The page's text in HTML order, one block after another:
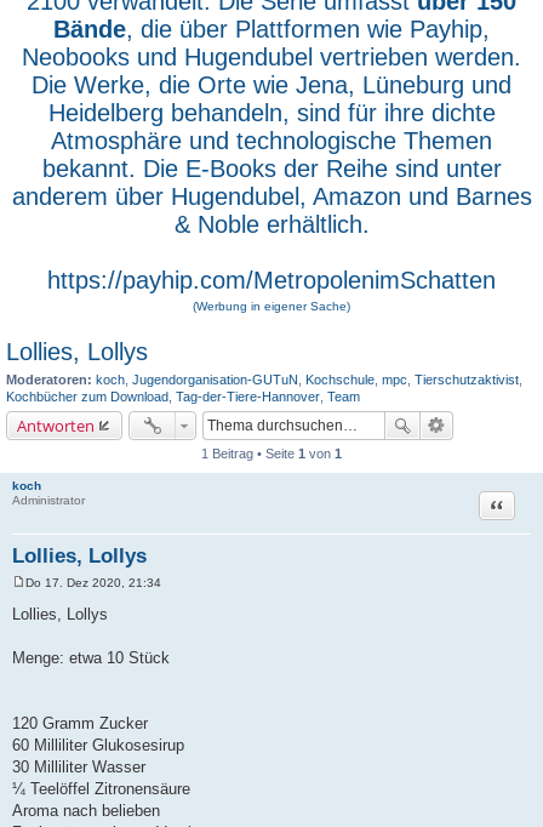
Bände, die über Plattformen wie Payhip,
Neobooks und Hugendubel vertrieben werden.
Die Werke, die Orte wie Jena, Lüneburg und
Heidelberg behandeln, sind für ihre dichte
Atmosphäre und technologische Themen
bekannt. Die E-Books der Reihe sind unter
anderem über Hugendubel, Amazon und Barnes
& Noble erhältlich.
https://payhip.com/MetropolenimSchatten
(Werbung in eigener Sache)
Lollies, Lollys
Moderatoren: koch Jugendorganisation-GUTuN Kochschule mpc Tierschutzaktivist
Kochbücher zum Download Tag-der-Tiere-Hannover Team
Antworten
1 Beitrag • Seite 1 von 1
koch
Administrator
Lollies, Lollys
Zitat
e
i
a
Do 17. Dez 2020, 21:34
Lollies, Lollys
Menge: etwa 10 Stück
120 Gramm Zucker
60 Milliliter Glukosesirup
30 Milliliter Wasser
¼ Teelöffel Zitronensäure
Aroma nach belieben